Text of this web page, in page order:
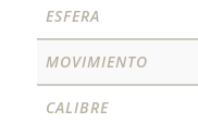
ESFERA
MOVIMIENTO
CALIBRE